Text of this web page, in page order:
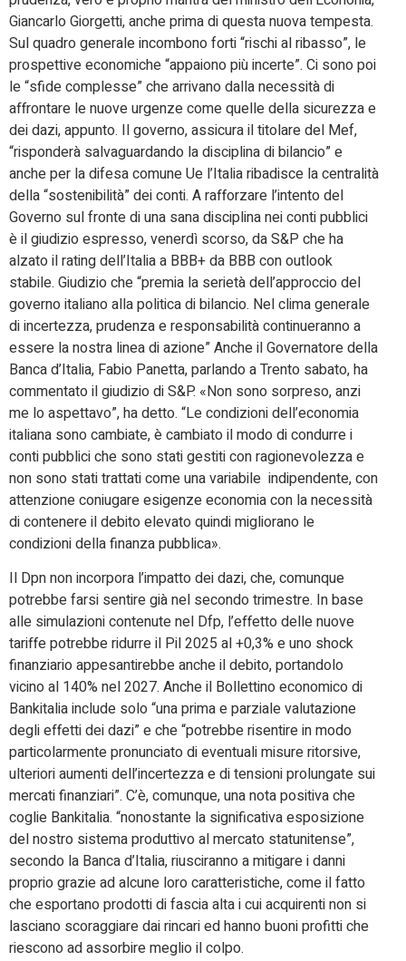
Giancarlo Giorgetti, anche prima di questa nuova tempesta.
Sul quadro generale incombono forti “rischi al ribasso”, le
prospettive economiche “appaiono più incerte”. Ci sono poi
le “sfide complesse” che arrivano dalla necessità di
affrontare le nuove urgenze come quelle della sicurezza e
dei dazi, appunto. Il governo, assicura il titolare del Mef,
“risponderà salvaguardando la disciplina di bilancio” e
anche per la difesa comune Ue l’Italia ribadisce la centralità
della “sostenibilità” dei conti. A rafforzare l’intento del
Governo sul fronte di una sana disciplina nei conti pubblici
è il giudizio espresso, venerdì scorso, da S&P che ha
alzato il rating dell’Italia a BBB+ da BBB con outlook
stabile. Giudizio che “premia la serietà dell’approccio del
governo italiano alla politica di bilancio. Nel clima generale
di incertezza, prudenza e responsabilità continueranno a
essere la nostra linea di azione” Anche il Governatore della
Banca d’Italia, Fabio Panetta, parlando a Trento sabato, ha
commentato il giudizio di S&P. «Non sono sorpreso, anzi
me lo aspettavo”, ha detto. “Le condizioni dell’economia
italiana sono cambiate, è cambiato il modo di condurre i
conti pubblici che sono stati gestiti con ragionevolezza e
non sono stati trattati come una variabile indipendente, con
attenzione coniugare esigenze economia con la necessità
di contenere il debito elevato quindi migliorano le
condizioni della finanza pubblica».
Il Dpn non incorpora l’impatto dei dazi, che, comunque
potrebbe farsi sentire già nel secondo trimestre. In base
alle simulazioni contenute nel Dfp, l’effetto delle nuove
tariffe potrebbe ridurre il Pil 2025 al +0,3% e uno shock
finanziario appesantirebbe anche il debito, portandolo
vicino al 140% nel 2027. Anche il Bollettino economico di
Bankitalia include solo “una prima e parziale valutazione
degli effetti dei dazi” e che “potrebbe risentire in modo
particolarmente pronunciato di eventuali misure ritorsive,
ulteriori aumenti dell’incertezza e di tensioni prolungate sui
mercati finanziari”. C’è, comunque, una nota positiva che
coglie Bankitalia. “nonostante la significativa esposizione
del nostro sistema produttivo al mercato statunitense”,
secondo la Banca d’Italia, riusciranno a mitigare i danni
proprio grazie ad alcune loro caratteristiche, come il fatto
che esportano prodotti di fascia alta i cui acquirenti non si
lasciano scoraggiare dai rincari ed hanno buoni profitti che
riescono ad assorbire meglio il colpo.